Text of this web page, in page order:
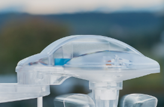
Produkter
KNX
Smart Home
OEM
OEM lösningar
Lösningar